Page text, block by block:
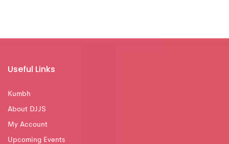
Useful Links
Kumbh
About DJJS
My Account
Upcoming Events